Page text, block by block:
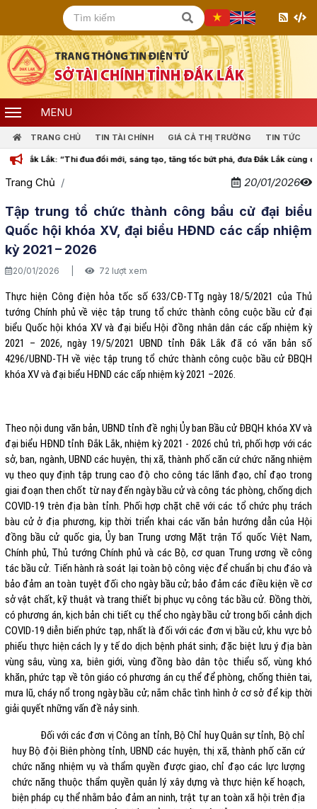
MENU
TRANG CHỦ TIN TÀI CHÍNH GIÁ CẢ THỊ TRƯỜNG TIN TỨC
Lắk: “Thi đua đổi mới, sáng tạo, tăng tốc bứt phá, đưa Đắk Lắk cùng cả nước
Trang Chủ 20/01/2026
Tập trung tổ chức thành công bầu cử đại biểu
Quốc hội khóa XV, đại biểu HĐND các cấp nhiệm
kỳ 2021 – 2026
20/01/2026 72 lượt xem
Thực hiện Công điện hỏa tốc số 633/CĐ-TTg ngày 18/5/2021 của Thủ
tướng Chính phủ về việc tập trung tổ chức thành công cuộc bầu cử đại
biểu Quốc hội khóa XV và đại biểu Hội đồng nhân dân các cấp nhiệm kỳ
2021 – 2026, ngày 19/5/2021 UBND tỉnh Đắk Lắk đã có văn bản số
4296/UBND-TH về việc tập trung tổ chức thành công cuộc bầu cử ĐBQH
khóa XV và đại biểu HĐND các cấp nhiệm kỳ 2021 –2026.
Theo nội dung văn bản, UBND tỉnh đề nghị Ủy ban Bầu cử ĐBQH khóa XV và
đại biểu HĐND tỉnh Đắk Lắk, nhiệm kỳ 2021 - 2026 chủ trì, phối hợp với các
sở, ban, ngành, UBND các huyện, thị xã, thành phố căn cứ chức năng nhiệm
vụ theo quy định tập trung cao độ cho công tác lãnh đạo, chỉ đạo trong
giai đoạn then chốt từ nay đến ngày bầu cử và công tác phòng, chống dịch
COVID-19 trên địa bàn tỉnh. Phối hợp chặt chẽ với các tổ chức phụ trách
bàu cử ở địa phương, kịp thời triển khai các văn bản hướng dẫn của Hội
đồng bầu cử quốc gia, Ủy ban Trung ương Mặt trận Tổ quốc Việt Nam,
Chính phủ, Thủ tướng Chính phủ và các Bộ, cơ quan Trung ương về công
tác bầu cử. Tiến hành rà soát lại toàn bộ công việc để chuẩn bị chu đáo và
bảo đảm an toàn tuyệt đối cho ngày bầu cử; bảo đảm các điều kiện về cơ
sở vật chất, kỹ thuật và trang thiết bị phục vụ công tác bầu cử. Đồng thời,
có phương án, kịch bản chi tiết cụ thể cho ngày bầu cử trong bối cảnh dịch
COVID-19 diễn biến phức tạp, nhất là đối với các đơn vị bầu cử, khu vực bỏ
phiếu thực hiện cách ly y tế do dịch bệnh phát sinh; đặc biệt lưu ý địa bàn
vùng sâu, vùng xa, biên giới, vùng đồng bào dân tộc thiểu số, vùng khó
khăn, phức tạp về tôn giáo có phương án cụ thể để phòng, chống thiên tai,
mưa lũ, cháy nổ trong ngày bầu cử; nắm chắc tình hình ở cơ sở để kịp thời
giải quyết những vấn đề nảy sinh.
Đối với các đơn vị Công an tỉnh, Bộ Chỉ huy Quân sự tỉnh, Bộ chỉ
huy Bộ đội Biên phòng tỉnh, UBND các huyện, thị xã, thành phố căn cứ
chức năng nhiệm vụ và thẩm quyền được giao, chỉ đạo các lực lượng
chức năng thuộc thẩm quyền quản lý xây dựng và thực hiện kế hoạch,
biện pháp cụ thể nhằm bảo đảm an ninh, trật tự an toàn xã hội trên địa